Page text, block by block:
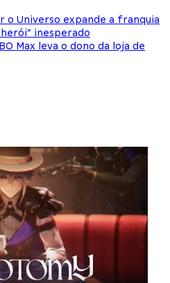
o Universo expande a franquia
inesperado
Max leva o dono da loja de